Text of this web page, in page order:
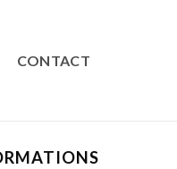
CONTACT